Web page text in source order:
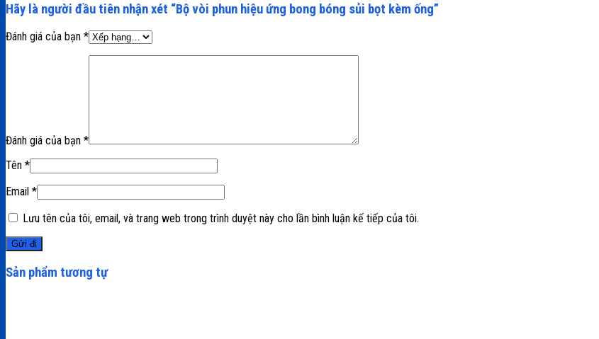
Hãy là người đầu tiên nhận xét “Bộ vòi phun hiệu ứng bong bóng sủi bọt kèm ống”
Đánh giá của bạn *
Đánh giá của bạn *
Tên *
Email *
Lưu tên của tôi, email, và trang web trong trình duyệt này cho lần bình luận kế tiếp của tôi.
Sản phẩm tương tự